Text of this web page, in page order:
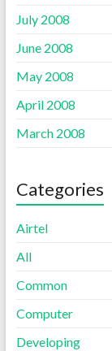
July 2008
June 2008
May 2008
April 2008
March 2008
Categories
Airtel
All
Common
Computer
Developing